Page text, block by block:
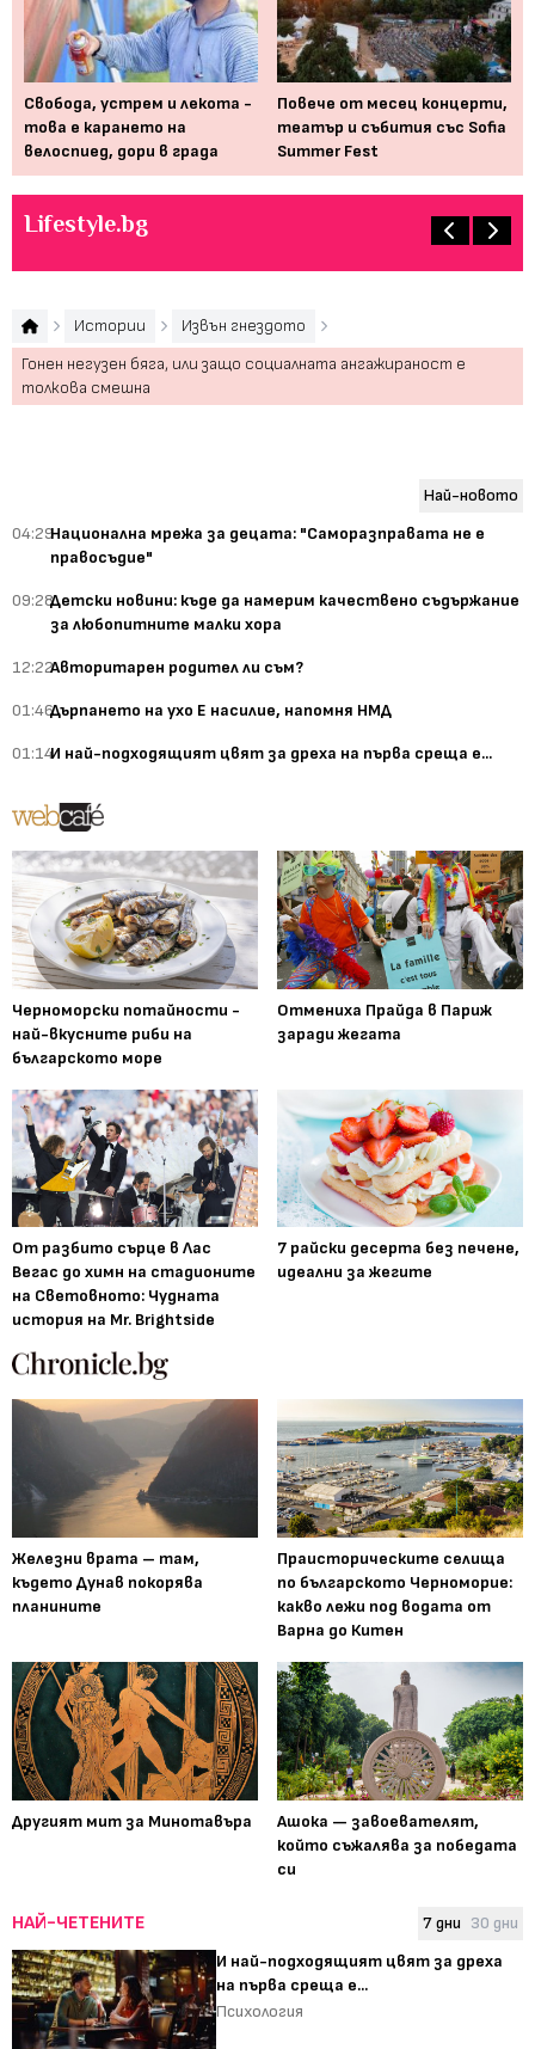
Свобода, устрем и лекота -
това е карането на
велоспиед, дори в града
Повече от месец концерти,
театър и събития със Sofia
Summer Fest
Lifestyle.bg
Истории
Извън гнездото
Гонен негузен бяга, или защо социалната ангажираност е
толкова смешна
Най-новото
04:29Национална мрежа за децата: "Саморазправата не е
правосъдие"
09:28Детски новини: къде да намерим качествено съдържание
за любопитните малки хора
12:22Авторитарен родител ли съм?
01:46Дърпането на ухо Е насилие, напомня НМД
01:14И най-подходящият цвят за дреха на първа среща е...
Черноморски потайности -
най-вкусните риби на
българското море
Отмениха Прайда в Париж
заради жегата
От разбито сърце в Лас
Вегас до химн на стадионите
на Световното: Чудната
история на Mr. Brightside
7 райски десерта без печене,
идеални за жегите
Железни врата – там,
където Дунав покорява
планините
Праисторическите селища
по българското Черноморие:
какво лежи под водата от
Варна до Китен
Другият мит за Минотавъра
Ашока — завоевателят,
който съжалява за победата
си
НАЙ-ЧЕТЕНИТЕ 7 дни 30 дни
И най-подходящият цвят за дреха
на първа среща е...
Психология